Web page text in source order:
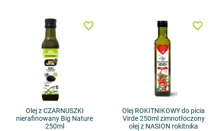
Olej z CZARNUSZKI
nierafinowany Big Nature
250ml
favorite_border
Olej ROKITNIKOWY do picia
Virde 250ml zimnotłoczony
olej z NASION rokitnika
favorite_border